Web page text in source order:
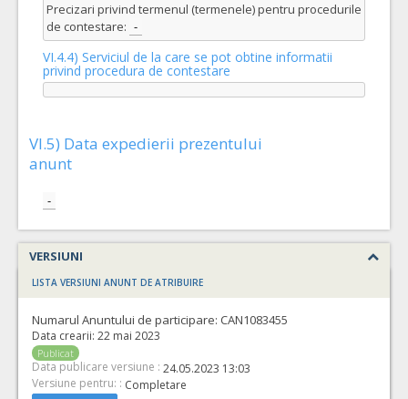
Precizari privind termenul (termenele) pentru procedurile
de contestare: -
VI.4.4) Serviciul de la care se pot obtine informatii
privind procedura de contestare
VI.5) Data expedierii prezentului
anunt
-
VERSIUNI
LISTA VERSIUNI ANUNT DE ATRIBUIRE
Numarul Anuntului de participare: CAN1083455
Data crearii: 22 mai 2023
Publicat
Data publicare versiune : 24.05.2023 13:03
Versiune pentru: : Completare